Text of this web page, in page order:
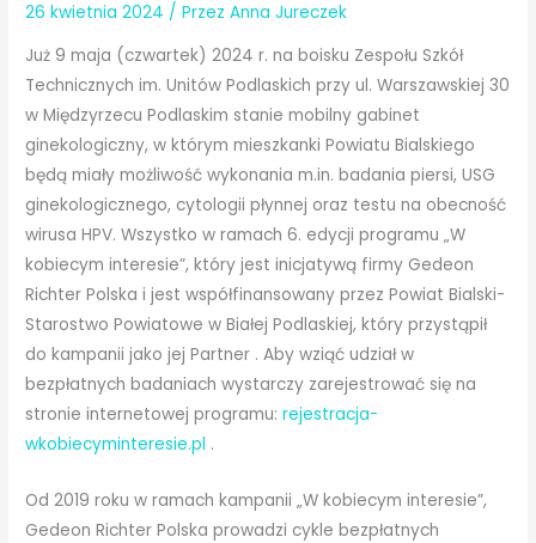
26 kwietnia 2024 / PrzezAnna Jureczek
Już 9 maja (czwartek) 2024 r. na boisku Zespołu Szkół
Technicznych im. Unitów Podlaskich przy ul. Warszawskiej 30
w Międzyrzecu Podlaskim stanie mobilny gabinet
ginekologiczny, w którym mieszkanki Powiatu Bialskiego
będą miały możliwość wykonania m.in. badania piersi, USG
ginekologicznego, cytologii płynnej oraz testu na obecność
wirusa HPV. Wszystko w ramach 6. edycji programu „W
kobiecym interesie”, który jest inicjatywą firmy Gedeon
Richter Polska i jest współfinansowany przez Powiat Bialski-
Starostwo Powiatowe w Białej Podlaskiej, który przystąpił
do kampanii jako jej Partner . Aby wziąć udział w
bezpłatnych badaniach wystarczy zarejestrować się na
stronie internetowej programu:rejestracja-
wkobiecyminteresie.pl .
Od 2019 roku w ramach kampanii „W kobiecym interesie”,
Gedeon Richter Polska prowadzi cykle bezpłatnych